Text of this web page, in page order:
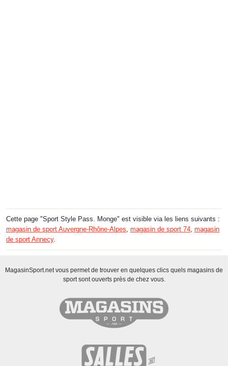
Cette page "Sport Style Pass. Monge" est visible via les liens suivants :
magasin de sport Auvergne-Rhône-Alpes magasin de sport 74 magasin
de sport Annecy.
MagasinSport.net vous permet de trouver en quelques clics quels magasins de
sport sont ouverts près de chez vous.